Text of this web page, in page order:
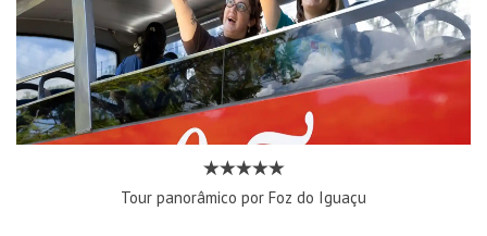
Tour panorâmico por Foz do Iguaçu